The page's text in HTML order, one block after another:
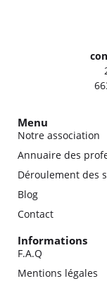
Menu
Notre association
Annuaire des
Déroulement des
Blog
Contact
Informations
F.A.Q
Mentions légales